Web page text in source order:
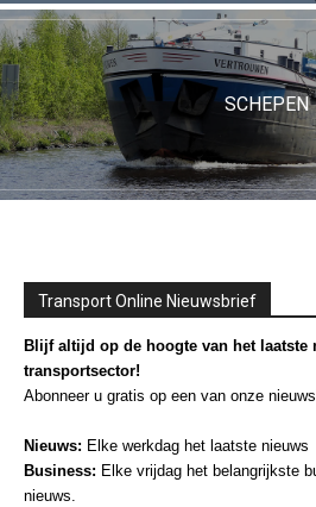
SCHEPEN
Transport Online Nieuwsbrief
Blijf altijd op de hoogte van het laatste
transportsector!
Abonneer u gratis op een van onze
Nieuws: Elke werkdag het laatste nieuws
Business: Elke vrijdag het belangrijkste
nieuws.